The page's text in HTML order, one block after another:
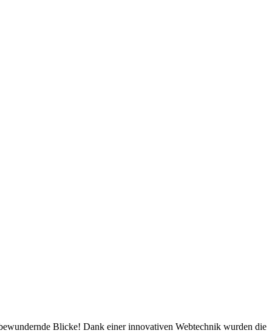
Blicke! Dank einer innovativen Webtechnik wurden die